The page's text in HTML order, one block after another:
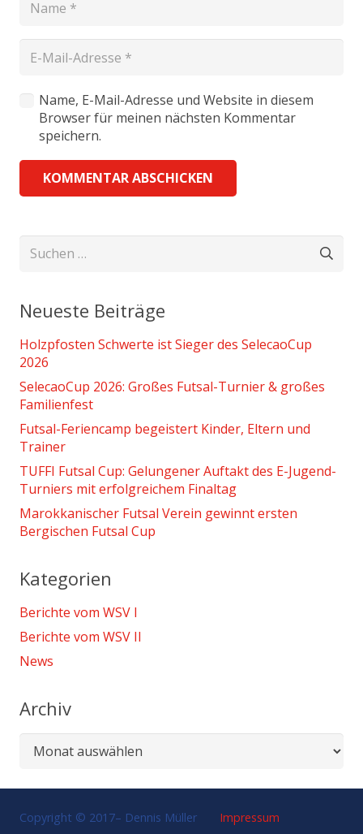
Name, E-Mail-Adresse und Website in diesem
Browser für meinen nächsten Kommentar
speichern.
KOMMENTAR ABSCHICKEN
Suchen
Neueste Beiträge
Holzpfosten Schwerte ist Sieger des SelecaoCup
2026
SelecaoCup 2026: Großes Futsal-Turnier & großes
Familienfest
Futsal-Feriencamp begeistert Kinder, Eltern und
Trainer
TUFFI Futsal Cup: Gelungener Auftakt des E-Jugend-
Turniers mit erfolgreichem Finaltag
Marokkanischer Futsal Verein gewinnt ersten
Bergischen Futsal Cup
Kategorien
Berichte vom WSV I
Berichte vom WSV II
News
Archiv
Archiv
Copyright © 2017– Dennis Müller Impressum